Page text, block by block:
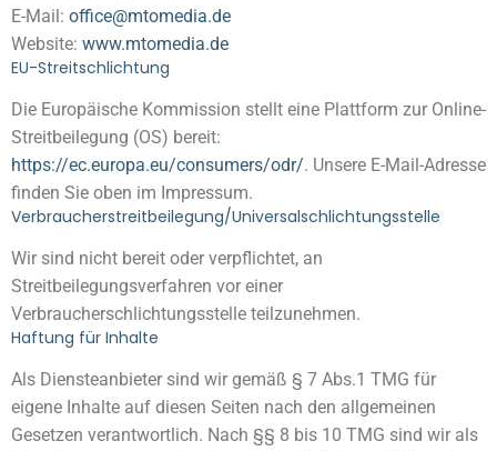
E-Mail: office@mtomedia.de
Website: www.mtomedia.de
EU-Streitschlichtung
Die Europäische Kommission stellt eine Plattform zur Online-
Streitbeilegung (OS) bereit:
https://ec.europa.eu/consumers/odr/. Unsere E-Mail-Adresse
finden Sie oben im Impressum.
Verbraucher­streit­beilegung/Universal­schlichtungs­stelle
Wir sind nicht bereit oder verpflichtet, an
Streitbeilegungsverfahren vor einer
Verbraucherschlichtungsstelle teilzunehmen.
Haftung für Inhalte
Als Diensteanbieter sind wir gemäß § 7 Abs.1 TMG für
eigene Inhalte auf diesen Seiten nach den allgemeinen
Gesetzen verantwortlich. Nach §§ 8 bis 10 TMG sind wir als